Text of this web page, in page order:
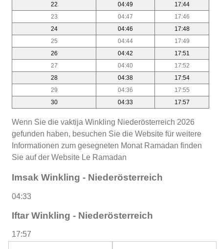
22
04:49
17:44
23
04:47
17:46
24
04:46
17:48
25
04:44
17:49
26
04:42
17:51
27
04:40
17:52
28
04:38
17:54
29
04:36
17:55
30
04:33 17:57
Wenn Sie die vaktija Winkling Niederösterreich 2026
gefunden haben, besuchen Sie die Website für weitere
Informationen zum gesegneten Monat Ramadan finden
Sie auf der Website Le Ramadan
Imsak Winkling - Niederösterreich
04:33
Iftar Winkling - Niederösterreich
17:57